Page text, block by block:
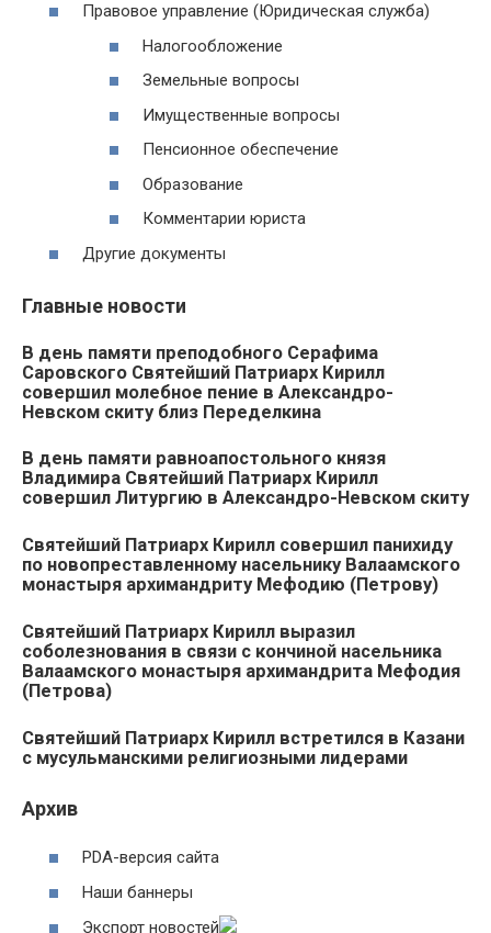
Правовое управление (Юридическая служба)
Налогообложение
Земельные вопросы
Имущественные вопросы
Пенсионное обеспечение
Образование
Комментарии юриста
Другие документы
Главные новости
В день памяти преподобного Серафима
Саровского Святейший Патриарх Кирилл
совершил молебное пение в Александро-
Невском скиту близ Переделкина
В день памяти равноапостольного князя
Владимира Святейший Патриарх Кирилл
совершил Литургию в Александро-Невском скиту
Святейший Патриарх Кирилл совершил панихиду
по новопреставленному насельнику Валаамского
монастыря архимандриту Мефодию (Петрову)
Святейший Патриарх Кирилл выразил
соболезнования в связи с кончиной насельника
Валаамского монастыря архимандрита Мефодия
(Петрова)
Святейший Патриарх Кирилл встретился в Казани
с мусульманскими религиозными лидерами
Архив
PDA-версия сайта
Наши баннеры
Экспорт новостей